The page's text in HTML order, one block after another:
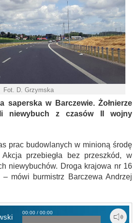
Fot. D. Grzymska
saperska w Barczewie. Żołnierze
niewybuch z czasów II wojny
prac budowlanych w minioną środę
przebiegła bez przeszkód, w
niewybuchów. Droga krajowa nr 16
– mówi burmistrz Barczewa Andrzej
00:00 / 00:00